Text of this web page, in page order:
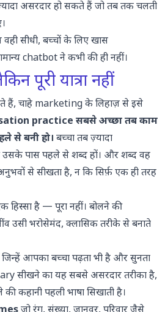
असरदार हो सकते हैं जो तब तक चलती
सीधी, बच्चों के लिए खास
chatbot ने कभी की ही नहीं।
पूरी यात्रा नहीं
हैं, चाहे marketing के लिहाज़ से इसे
practice सबसे अच्छा तब काम
से बनी हो। बच्चा तब ज़्यादा
उसके पास पहले से शब्द हों। और शब्द वह
से सीखता है, न कि सिर्फ़ एक ही तरह
हिस्सा है — पूरा नहीं। बोलने की
उसी भरोसेमंद, क्लासिक तरीके से बनाते
जिन्हें आपका बच्चा पढ़ता भी है और सुनता
सीखने का यह सबसे असरदार तरीका है,
कहानी पहली भाषा सिखाती है।